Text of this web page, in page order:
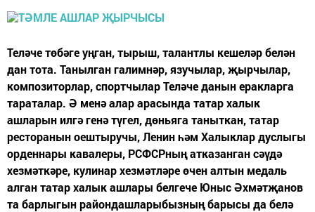
Теләче төбәге уңган, тырыш, талантлы кешеләр белән
дан тота. Танылган галимнәр, язучылар, җырчылар,
композиторлар, спортчылар Теләче данын еракларга
тараталар. Ә менә алар арасында татар халык
ашларын илгә генә түгел, дөньяга таныткан, татар
ресторанын оештыручы, Ленин һәм Халыклар дуслыгы
орденнары кавалеры, РСФСРның атказанган сәүдә
хезмәткәре, кулинар хезмәтләре өчен алтын медаль
алган татар халык ашлары белгече Юныс Әхмәтҗанов
та барлыгын райондашларыбызның барысы да белә